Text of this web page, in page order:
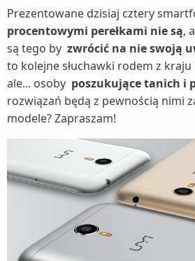
Prezentowane dzisiaj cztery
procentowymi perełkami nie są,
są tego by zwrócić na nie swoją
to kolejne słuchawki rodem z kraju
ale... osoby poszukujące tanich i
rozwiązań będą z pewnością nimi
modele? Zapraszam!